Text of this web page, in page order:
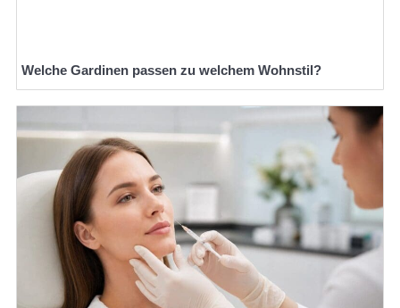
Welche Gardinen passen zu welchem Wohnstil?